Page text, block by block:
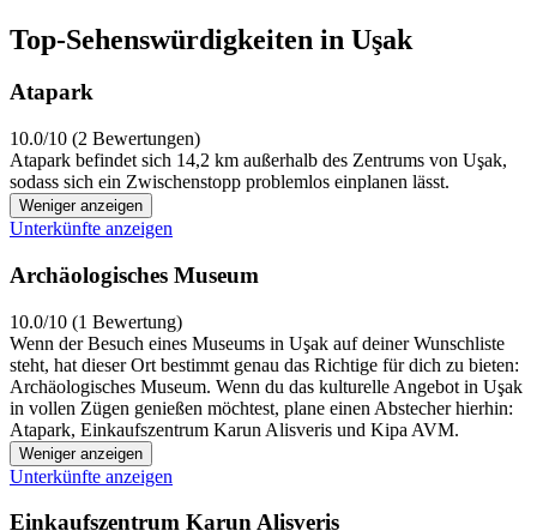
Top-Sehenswürdigkeiten in Uşak
Atapark
10.0/10 (2 Bewertungen)
Atapark befindet sich 14,2 km außerhalb des Zentrums von Uşak,
sodass sich ein Zwischenstopp problemlos einplanen lässt.
Weniger anzeigen
Unterkünfte anzeigen
Archäologisches Museum
10.0/10 (1 Bewertung)
Wenn der Besuch eines Museums in Uşak auf deiner Wunschliste
steht, hat dieser Ort bestimmt genau das Richtige für dich zu bieten:
Archäologisches Museum. Wenn du das kulturelle Angebot in Uşak
in vollen Zügen genießen möchtest, plane einen Abstecher hierhin:
Atapark, Einkaufszentrum Karun Alisveris und Kipa AVM.
Weniger anzeigen
Unterkünfte anzeigen
Einkaufszentrum Karun Alisveris